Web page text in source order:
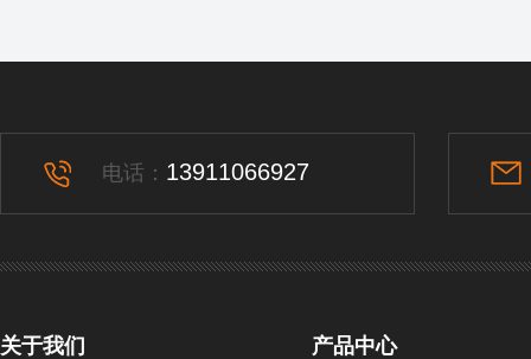
电话： 13911066927
关于我们 产品中心